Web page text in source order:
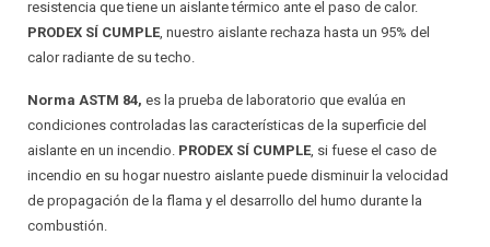
resistencia que tiene un aislante térmico ante el paso de calor.
PRODEX SÍ CUMPLE, nuestro aislante rechaza hasta un 95% del
calor radiante de su techo.
Norma ASTM 84, es la prueba de laboratorio que evalúa en
condiciones controladas las características de la superficie del
aislante en un incendio. PRODEX SÍ CUMPLE, si fuese el caso de
incendio en su hogar nuestro aislante puede disminuir la velocidad
de propagación de la flama y el desarrollo del humo durante la
combustión.